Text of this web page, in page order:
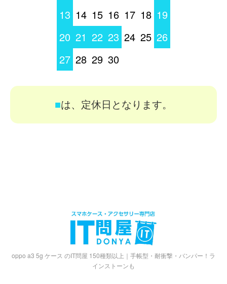
13 14 15 16 17 18 19
20 21 22 23 24 25 26
27 28 29 30
■は、定休日となります。
oppo a3 5g ケース のIT問屋 150種類以上｜手帳型・耐衝撃・バンパー！ラ
インストーンも